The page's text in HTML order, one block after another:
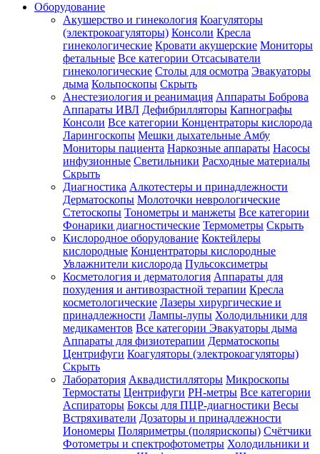
Оборудование
Акушерство и гинекология Коагуляторы
(электрокоагуляторы) Консоли Кресла
гинекологические Кровати акушерские Мониторы
фетальные Все категории Отсасыватели
гинекологические Столы для осмотра Эвакуаторы
дыма Кольпоскопы Скрыть
Анестезиология и реанимация Аппараты Боброва
Аппараты ИВЛ Дефибрилляторы Капнографы
Консоли Все категории Концентраторы кислорода
Ларингоскопы Мешки дыхательные Амбу
Мониторы пациента Наркозные аппараты Насосы
инфузионные Светильники Расходные материалы
Скрыть
Диагностика Алкотестеры и принадлежности
Дерматоскопы Молоточки неврологические
Стетоскопы Тонометры и манжеты Все категории
Фонарики диагностические Термометры Скрыть
Кислородное оборудование Коктейлеры
кислородные Концентраторы кислородные
Увлажнители кислорода Пульсоксиметры
Косметология и дерматология Аппараты для
похудения и антивозрастной терапии Кресла
косметологические Лазеры хирургические и
принадлежности Лампы-лупы Холодильники для
медикаментов Все категории Эвакуаторы дыма
Аппараты для физиотерапии Дерматоскопы
Центрифуги Коагуляторы (электрокоагуляторы)
Скрыть
Лаборатория Аквадистилляторы Микроскопы
Термостаты Центрифуги PH-метры Все категории
Аспираторы Боксы для ПЦР-диагностики Весы
Встряхиватели Дозаторы и принадлежности
Иономеры Поляриметры (полярископы) Счётчики
Фотометры и спектрофотометры Холодильники и